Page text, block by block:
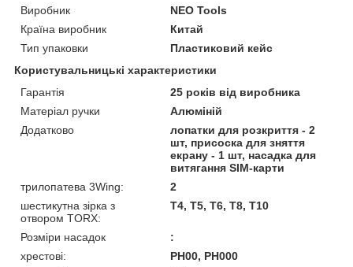
Виробник
NEO Tools
Країна виробник
Китай
Тип упаковки
Пластиковий кейс
Користувальницькі характеристики
Гарантія
25 років від виробника
Матеріал ручки
Алюміній
Додатково
лопатки для розкриття - 2
шт, присоска для зняття
екрану - 1 шт, насадка для
витягання SIM-карти
трилопатева 3Wing:
2
шестикутна зірка з
отвором TORX:
Т4, Т5, Т6, Т8, Т10
Розміри насадок
:
хрестові:
PH00, PH000